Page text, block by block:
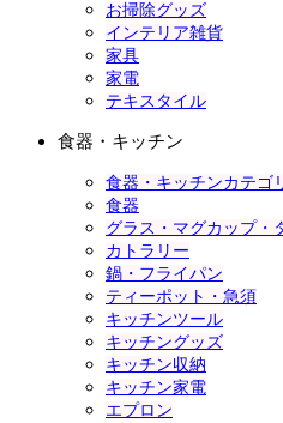
お掃除グッズ
インテリア雑貨
家具
家電
テキスタイル
食器・キッチン
食器・キッチンカテゴ
食器
グラス・マグカップ・
カトラリー
鍋・フライパン
ティーポット・急須
キッチンツール
キッチングッズ
キッチン収納
キッチン家電
エプロン